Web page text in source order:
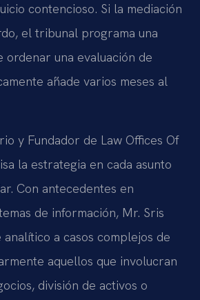
contencioso. Si la mediación
el tribunal programa una
ordenar una evaluación de
añade varios meses al
y Fundador de Law Offices Of
la estrategia en cada asunto
Con antecedentes en
de información, Mr. Sris
a casos complejos de
aquellos que involucran
división de activos o